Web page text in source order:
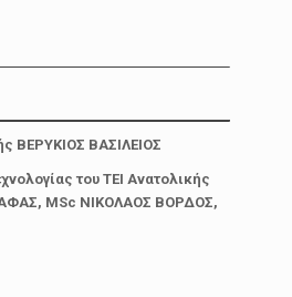
ΒΕΡΥΚΙΟΣ ΒΑΣΙΛΕΙΟΣ
του ΤΕΙ Ανατολικής
MSc ΝΙΚΟΛΑΟΣ ΒΟΡΔΟΣ,